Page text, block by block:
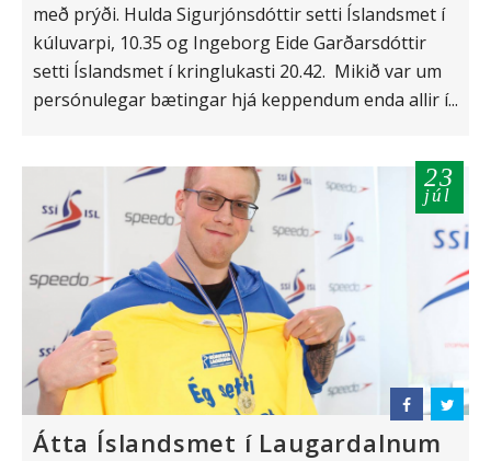
með prýði. Hulda Sigurjónsdóttir setti Íslandsmet í
kúluvarpi, 10.35 og Ingeborg Eide Garðarsdóttir
setti Íslandsmet í kringlukasti 20.42. Mikið var um
persónulegar bætingar hjá keppendum enda allir í...
23
júl
Átta Íslandsmet í Laugardalnum